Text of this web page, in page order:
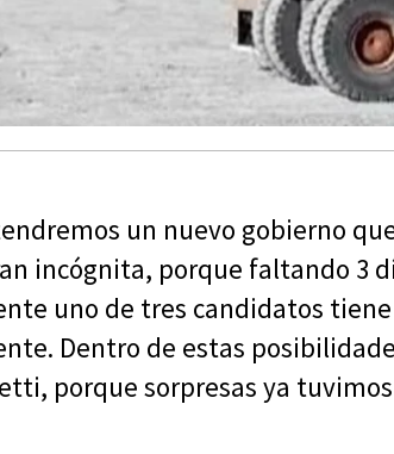
un nuevo gobierno
incógnita, porque faltando 3
uno de tres candidatos tiene
Dentro de estas
porque sorpresas ya